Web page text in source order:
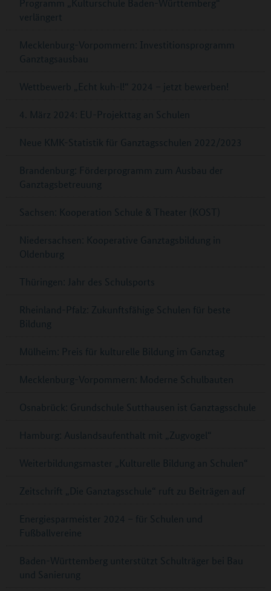
Programm „Kulturschule Baden-Württemberg“
verlängert
Mecklenburg-Vorpommern: Investitionsprogramm
Ganztagsausbau
Wettbewerb „Echt kuh-l!“ 2024 – jetzt bewerben!
4. März 2024: EU-Projekttag an Schulen
Neue KMK-Statistik für Ganztagsschulen 2022/2023
Brandenburg: Förderprogramm zum Ausbau der
Ganztagsbetreuung
Sachsen: Kooperation Schule & Theater (KOST)
Niedersachsen: Kooperative Ganztagsbildung in
Oldenburg
Thüringen: Jahr des Schulsports
Rheinland-Pfalz: Zukunftsfähige Schulen für beste
Bildung
Mülheim: Preis für kulturelle Bildung im Ganztag
Mecklenburg-Vorpommern: Moderne Schulbauten
Osnabrück: Grundschule Sutthausen ist Ganztagsschule
Hamburg: Auslandsaufenthalt mit „Zugvogel“
Weiterbildungsmaster „Kulturelle Bildung an Schulen“
Zeitschrift „Die Ganztagsschule“ ruft zu Beiträgen auf
Energiesparmeister 2024 – für Schulen und
Fußballvereine
Baden-Württemberg unterstützt Schulträger bei Bau
und Sanierung